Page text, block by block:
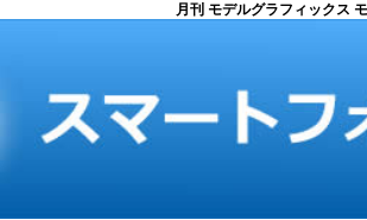
月刊 モデルグラフィックス